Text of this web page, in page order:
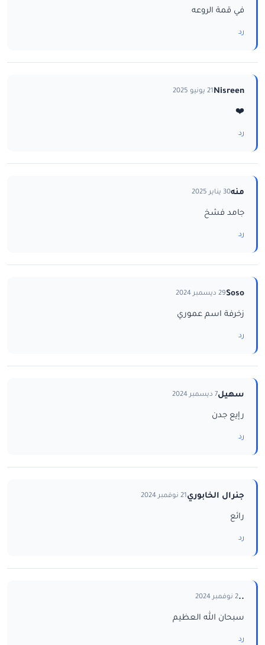
في قمة الروعه
رد
Nisreen21 يونيو 2025
❤️
رد
منه30 يناير 2025
جامد فشخ
رد
Soso29 ديسمبر 2024
زخرفة اسم عموري
رد
سهيل7 ديسمبر 2024
رإيع جدن
رد
جنرال الخابوري21 نوفمبر 2024
رائع
رد
..2 نوفمبر 2024
سبحان الله العظيم
رد